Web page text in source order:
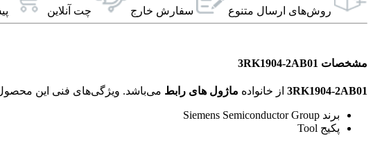
روش‌های ارسال‌ متنوع سفارش خارج چت آنلاین
مشخصات 3RK1904-2AB01
3RK1904-2AB01 از خانواده ماژول های رابط
برند Siemens Semiconductor Group
پکیج Tool